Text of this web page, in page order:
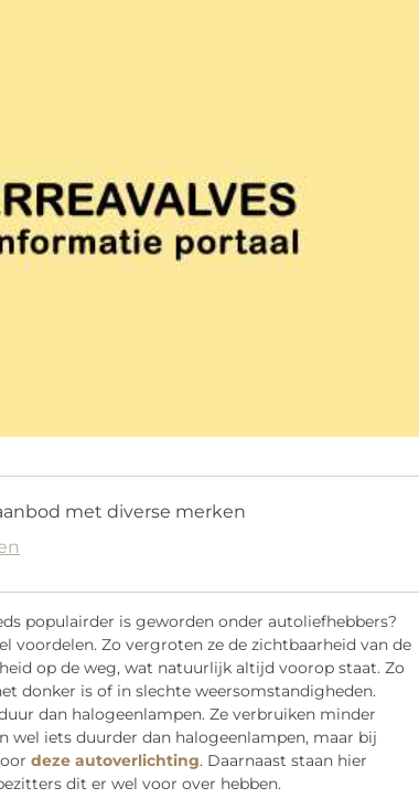
met diverse merken
populairder is geworden onder autoliefhebbers?
voordelen. Zo vergroten ze de zichtbaarheid van de
op de weg, wat natuurlijk altijd voorop staat. Zo
donker is of in slechte weersomstandigheden.
dan halogeenlampen. Ze verbruiken minder
wel iets duurder dan halogeenlampen, maar bij
deze autoverlichting. Daarnaast staan hier
dit er wel voor over hebben.